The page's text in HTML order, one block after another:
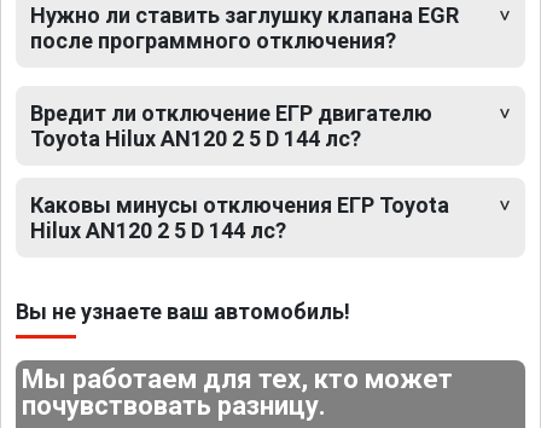
Нужно ли ставить заглушку клапана EGR
после программного отключения?
Вредит ли отключение ЕГР двигателю
Toyota Hilux AN120 2 5 D 144 лс?
Каковы минусы отключения ЕГР Toyota
Hilux AN120 2 5 D 144 лс?
Вы не узнаете ваш автомобиль!
Мы работаем для тех, кто может
почувствовать разницу.